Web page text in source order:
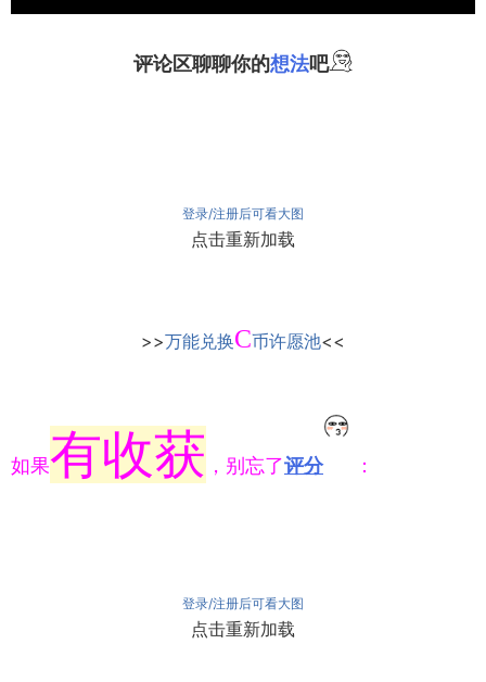
评论区聊聊你的想法吧
登录/注册后可看大图
点击重新加载
>>万能兑换C币许愿池<<
如果有收获 ，别忘了评分 ：
登录/注册后可看大图
点击重新加载